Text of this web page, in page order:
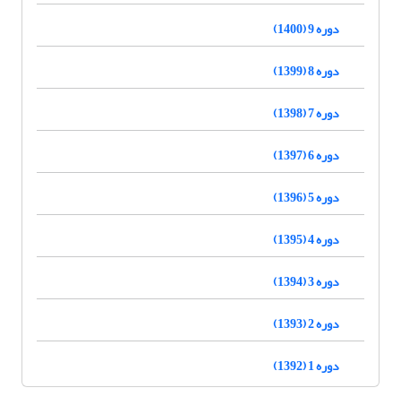
دوره 9 (1400)
دوره 8 (1399)
دوره 7 (1398)
دوره 6 (1397)
دوره 5 (1396)
دوره 4 (1395)
دوره 3 (1394)
دوره 2 (1393)
دوره 1 (1392)